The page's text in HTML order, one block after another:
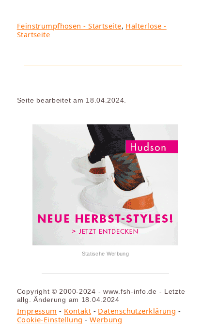
Feinstrumpfhosen - Startseite, Halterlose -
Startseite
Seite bearbeitet am 18.04.2024.
Statische Werbung
Copyright © 2000-2024 - www.fsh-info.de - Letzte
allg. Änderung am 18.04.2024
Impressum - Kontakt - Datenschutzerklärung -
Cookie-Einstellung -Werbung